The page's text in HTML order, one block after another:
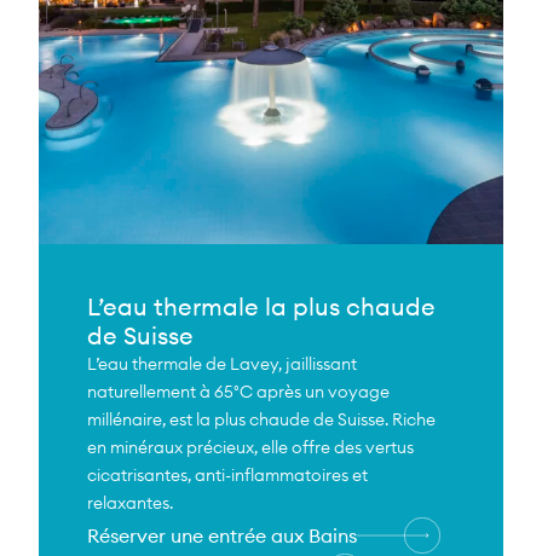
L’eau thermale la plus chaude
de Suisse
L’eau thermale de Lavey, jaillissant
naturellement à 65°C après un voyage
millénaire, est la plus chaude de Suisse. Riche
en minéraux précieux, elle offre des vertus
cicatrisantes, anti-inflammatoires et
relaxantes.
Réserver une entrée aux Bains